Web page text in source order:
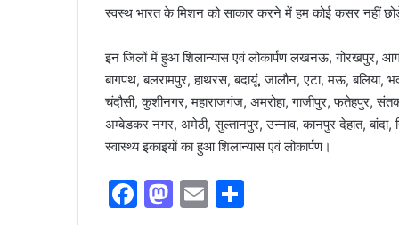
स्वस्थ भारत के मिशन को साकार करने में हम कोई कसर नहीं
इन जिलों में हुआ शिलान्यास एवं लोकार्पण लखनऊ, गोरखपुर,
बागपथ, बलरामपुर, हाथरस, बदायूं, जालौन, एटा, मऊ, बलिया,
चंदौसी, कुशीनगर, महाराजगंज, अमरोहा, गाजीपुर, फतेहपुर,
अम्बेडकर नगर, अमेठी, सुल्तानपुर, उन्नाव, कानपुर देहात, बांदा,
स्वास्थ्य इकाइयों का हुआ शिलान्यास एवं लोकार्पण।
F
M E